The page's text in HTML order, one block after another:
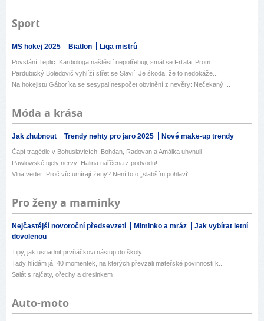
Sport
MS hokej 2025 Biatlon Liga mistrů
Povstání Teplic: Kardiologa naštěstí nepotřebuji, smál se Frťala. Prom...
Pardubický Boledovič vyhlíží střet se Slavií: Je škoda, že to nedokáže...
Na hokejistu Gáboríka se sesypal nespočet obvinění z nevěry: Nečekaný ...
Móda a krása
Jak zhubnout Trendy nehty pro jaro 2025 Nové make-up trendy
Čapí tragédie v Bohuslavicích: Bohdan, Radovan a Amálka uhynuli
Pawlowské ujely nervy: Halina nařčena z podvodu!
Vlna veder: Proč víc umírají ženy? Není to o „slabším pohlaví“
Pro ženy a maminky
Nejčastější novoroční předsevzetí Miminko a mráz
Jak vybírat letní
dovolenou
Tipy, jak usnadnit prvňáčkovi nástup do školy
Tady hlídám já! 40 momentek, na kterých převzali mateřské povinnosti k...
Salát s rajčaty, ořechy a dresinkem
Auto-moto